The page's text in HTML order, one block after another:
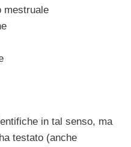
mestruale
in tal senso, ma
testato (anche